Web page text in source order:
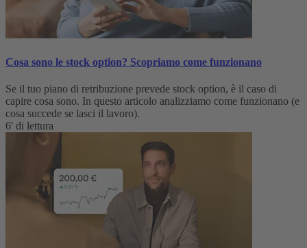
Cosa sono le stock option? Scopriamo come funzionano
Se il tuo piano di retribuzione prevede stock option, è il caso di
capire cosa sono. In questo articolo analizziamo come funzionano (e
cosa succede se lasci il lavoro).
6' di lettura